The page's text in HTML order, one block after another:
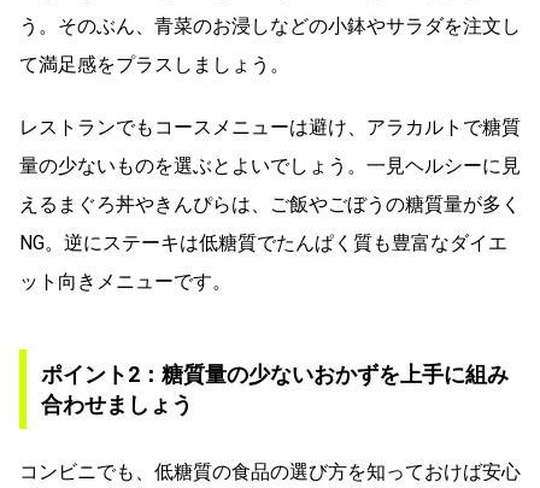
う。そのぶん、青菜のお浸しなどの小鉢やサラダを注文し
て満足感をプラスしましょう。
レストランでもコースメニューは避け、アラカルトで糖質
量の少ないものを選ぶとよいでしょう。一見ヘルシーに見
えるまぐろ丼やきんぴらは、ご飯やごぼうの糖質量が多く
NG。逆にステーキは低糖質でたんぱく質も豊富なダイエ
ット向きメニューです。
ポイント2：糖質量の少ないおかずを上手に組み
合わせましょう
コンビニでも、低糖質の食品の選び方を知っておけば安心